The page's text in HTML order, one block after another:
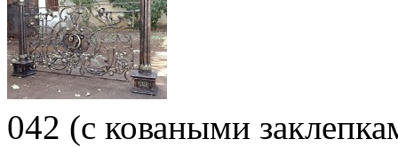
042 (с коваными